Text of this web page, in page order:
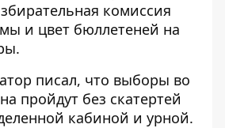
комиссия
и цвет бюллетеней на
писал, что выборы во
пройдут без скатертей
кабиной и урной.